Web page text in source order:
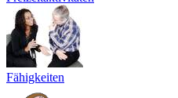
Fähigkeiten